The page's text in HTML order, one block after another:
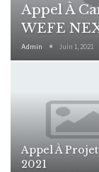
Appel À
WEFE
Admin Juin 1, 2021
Appel À
2021